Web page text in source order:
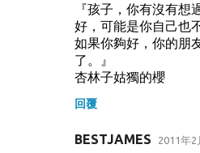
『孩子，你有沒有想
好，可能是你自己也
如果你夠好，你的朋
了。』
杏林子姑獨的櫻
回覆
BESTJAMES 2011年2